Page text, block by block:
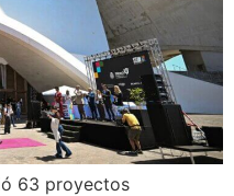
63 proyectos